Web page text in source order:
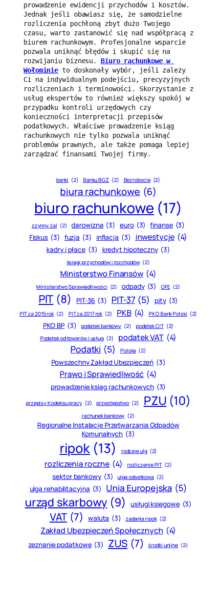
prowadzenie ewidencji przychodów i kosztów.
Jednak jeśli obawiasz się, że samodzielne
rozliczenia pochłoną zbyt dużo Twojego
czasu, warto zastanowić się nad współpracą z
biurem rachunkowym. Profesjonalne wsparcie
pozwala uniknąć błędów i skupić się na
rozwijaniu biznesu. Biuro rachunkowe w
Wołominie to doskonały wybór, jeśli zależy
Ci na indywidualnym podejściu, precyzyjnych
rozliczeniach i terminowości. Skorzystanie z
usług ekspertów to również większy spokój w
przypadku kontroli urzędowych czy
konieczności interpretacji przepisów
podatkowych. Właściwe prowadzenie ksiąg
rachunkowych nie tylko pozwala uniknąć
problemów prawnych, ale także pomaga lepiej
zarządzać finansami Twojej firmy.
banki (2) Banku BGŻ (2) Bezrobocie (2)
biura rachunkowe (6)
biuro rachunkowe (17)
czynny żal (2) darowizna (3) euro (3) finanse (3)
Fiskus (3) fuzja (3) inflacja (3) inwestycje (4)
kadry i płace (3) kredyt hipoteczny (3)
księgi przychodów i rozchodów (2)
Ministerstwo Finansów (4)
Ministerstwo Sprawiedliwości (2) odpady (3) OFE (2)
PIT (8) PIT-36 (3) PIT-37 (5) pity (3)
PIT za 2015 rok (2) PIT za 2017 rok (2) PKB (4) PKO Bank Polski (2)
PKO BP (3) podatek bankowy (2) podatek CIT (2)
Podatek od towarów i usług (2) podatek VAT (4)
Podatki (5) Polska (2)
Powszechny Zakład Ubezpieczeń (3)
Prawo i Sprawiedliwość (4)
prowadzenie ksiąg rachunkowych (3)
przepisy Kodeksu pracy (2) przestępstwo (2) PZU (10)
rachunek bankowy (2)
Regionalne Instalacje Przetwarzania Odpadów
Komunalnych (3)
ripok (13) rodzaje ulg (2)
rozliczenia roczne (4) rozliczenie PIT (2)
sektor bankowy (3) ulga odsetkowa (2)
ulga rehabilitacyjna (3) Unia Europejska (5)
urząd skarbowy (9) usługi księgowe (3)
VAT (7) waluta (3) zadania ripok (2)
Zakład Ubezpieczeń Społecznych (4)
zeznanie podatkowe (3) ZUS (7) środki unijne (2)